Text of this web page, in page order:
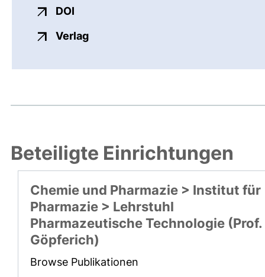
DOI
Verlagexterner Link, öffnet neues
Beteiligte Einrichtungen
Chemie und Pharmazie > Institut für
Pharmazie > Lehrstuhl
Pharmazeutische Technologie (Prof.
Göpferich)
Browse Publikationen